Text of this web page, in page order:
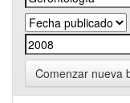
Comenzar nueva